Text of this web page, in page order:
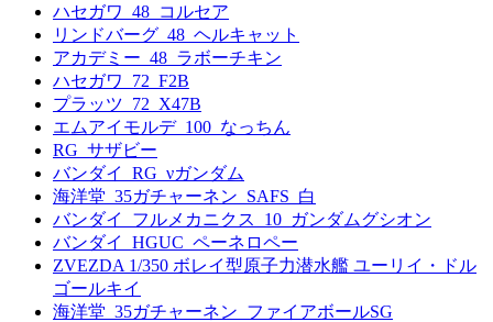
ハセガワ_48_コルセア
リンドバーグ_48_ヘルキャット
アカデミー_48_ラボーチキン
ハセガワ_72_F2B
プラッツ_72_X47B
エムアイモルデ_100_なっちん
RG_サザビー
バンダイ_RG_νガンダム
海洋堂_35ガチャーネン_SAFS_白
バンダイ_フルメカニクス_10_ガンダムグシオン
バンダイ_HGUC_ペーネロペー
ZVEZDA 1/350 ボレイ型原子力潜水艦 ユーリイ・ドル
ゴールキイ
海洋堂_35ガチャーネン_ファイアボールSG